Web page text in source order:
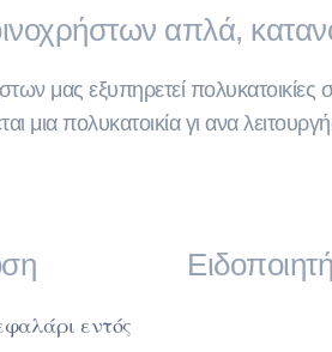
απλά,
μας εξυπηρετεί πολυκατοικίες
μια πολυκατοικία γι ανα
εντός